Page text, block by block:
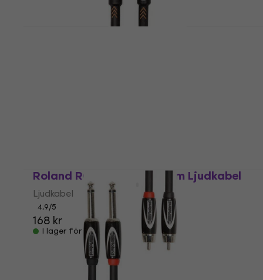
Roland RCC-5-3528V2 1,5 m Ljudkabel
Ljudkabel
4,9/5
168 kr
I lager för E-shop